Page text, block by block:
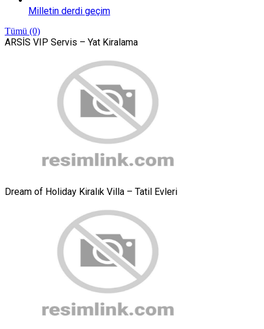
Milletin derdi geçim
Tümü (0)
ARSİS VIP Servis – Yat Kiralama
Dream of Holiday Kiralık Villa – Tatil Evleri